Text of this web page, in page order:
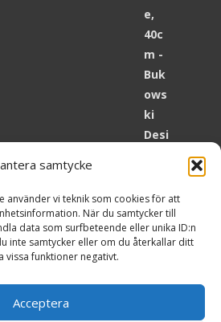
samtycke
använder vi teknik som cookies för att
När du samtycker till
data som surfbeteende eller unika ID:n
inte samtycker eller om du återkallar ditt
vissa funktioner negativt.
Acceptera
25cm - Bukowski